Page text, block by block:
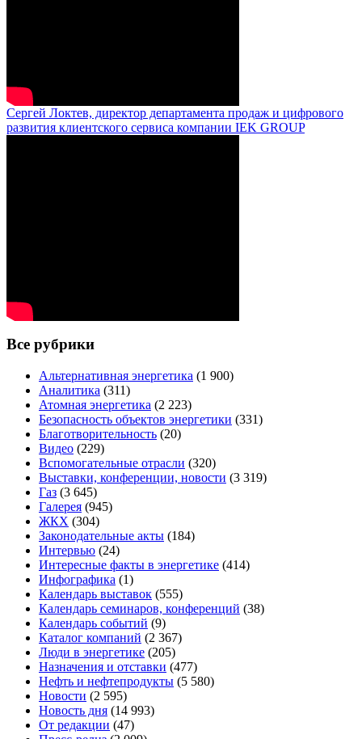
Сергей Локтев, директор департамента продаж и цифрового
развития клиентского сервиса компании IEK GROUP
Все рубрики
Альтернативная энергетика (1 900)
Аналитика (311)
Атомная энергетика (2 223)
Безопасность объектов энергетики (331)
Благотворительность (20)
Видео (229)
Вспомогательные отрасли (320)
Выставки, конференции, новости (3 319)
Газ (3 645)
Галерея (945)
ЖКХ (304)
Законодательные акты (184)
Интервью (24)
Интересные факты в энергетике (414)
Инфографика (1)
Календарь выставок (555)
Календарь семинаров, конференций (38)
Календарь событий (9)
Каталог компаний (2 367)
Люди в энергетике (205)
Назначения и отставки (477)
Нефть и нефтепродукты (5 580)
Новости (2 595)
Новость дня (14 993)
От редакции (47)